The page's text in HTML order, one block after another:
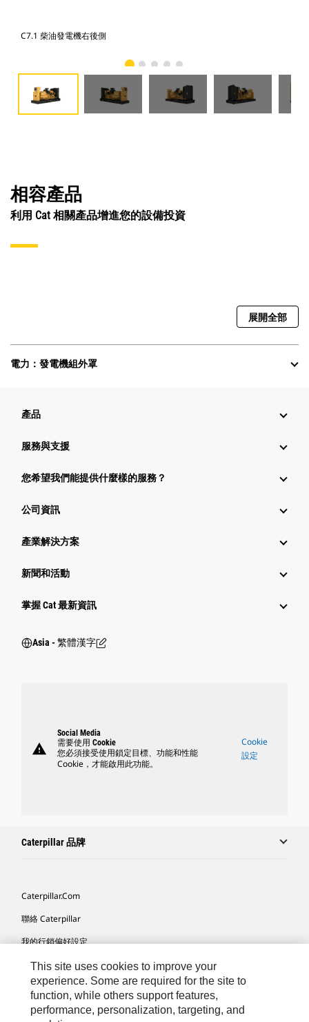
C7.1 柴油發電機右後側
相容產品
利用 Cat 相關產品增進您的設備投資
展開全部
電力：發電機組外罩
產品
服務與支援
您希望我們能提供什麼樣的服務？
公司資訊
產業解決方案
新聞和活動
掌握 Cat 最新資訊
Asia - 繁體漢字
warning
Social Media
需要使用 Cookie
您必須接受使用鎖定目標、功能和性能
Cookie，才能啟用此功能。
Cookie
設定
Caterpillar 品牌
Caterpillar.com
聯絡 Caterpillar
我的行銷偏好設定
網站地圖
Cookie Settings
法律
This site uses cookies to improve your
experience. Some are required for the site to
function, while others support features,
performance, personalization, targeting, and